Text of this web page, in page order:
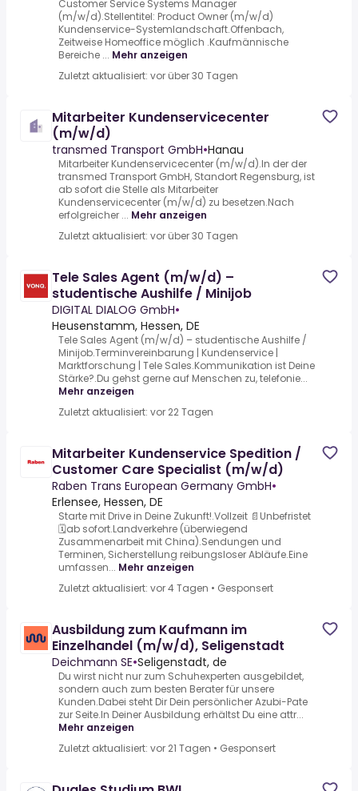
Customer Service Systems Manager
(m/w/d).Stellentitel: Product Owner (m/w/d)
Kundenservice-Systemlandschaft.Offenbach,
Zeitweise Homeoffice möglich .Kaufmännische
Bereiche ... Mehr anzeigen
Zuletzt aktualisiert: vor über 30 Tagen
Mitarbeiter Kundenservicecenter
(m/w/d)
transmed Transport GmbH•Hanau
Mitarbeiter Kundenservicecenter (m/w/d).In der der
transmed Transport GmbH, Standort Regensburg, ist
ab sofort die Stelle als Mitarbeiter
Kundenservicecenter (m/w/d) zu besetzen.Nach
erfolgreicher ... Mehr anzeigen
Zuletzt aktualisiert: vor über 30 Tagen
Tele Sales Agent (m/w/d) –
studentische Aushilfe / Minijob
DIGITAL DIALOG GmbH•
Heusenstamm, Hessen, DE
Tele Sales Agent (m/w/d) – studentische Aushilfe /
Minijob.Terminvereinbarung | Kundenservice |
Marktforschung | Tele Sales.Kommunikation ist Deine
Stärke?.Du gehst gerne auf Menschen zu, telefonie...
Mehr anzeigen
Zuletzt aktualisiert: vor 22 Tagen
Mitarbeiter Kundenservice Spedition /
Customer Care Specialist (m/w/d)
Raben Trans European Germany GmbH•
Erlensee, Hessen, DE
Starte mit Drive in Deine Zukunft!.Vollzeit 📄Unbefristet
🗓️ab sofort.Landverkehre (überwiegend
Zusammenarbeit mit China).Sendungen und
Terminen, Sicherstellung reibungsloser Abläufe.Eine
umfassen... Mehr anzeigen
Zuletzt aktualisiert: vor 4 Tagen • Gesponsert
Ausbildung zum Kaufmann im
Einzelhandel (m/w/d), Seligenstadt
Deichmann SE•Seligenstadt, de
Du wirst nicht nur zum Schuhexperten ausgebildet,
sondern auch zum besten Berater für unsere
Kunden.Dabei steht Dir Dein persönlicher Azubi-Pate
zur Seite.In Deiner Ausbildung erhältst Du eine attr...
Mehr anzeigen
Zuletzt aktualisiert: vor 21 Tagen • Gesponsert